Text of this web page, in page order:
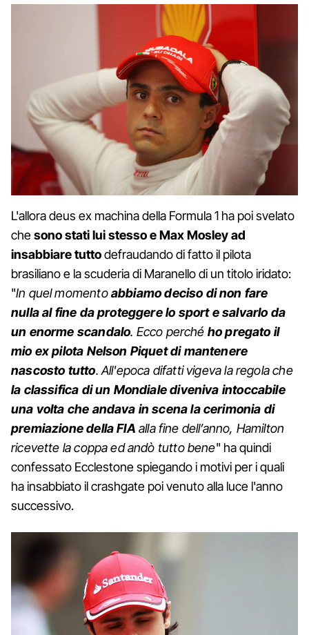
L'allora deus ex machina della Formula 1 ha poi svelato
chesono stati lui stesso e Max Mosley ad
insabbiare tuttodefraudando di fatto il pilota
brasiliano e la scuderia di Maranello di un titolo iridato:
"In quel momentoabbiamo deciso di non fare
nulla al fine da proteggere lo sport e salvarlo da
un enorme scandalo. Ecco perché ho pregato il
mio ex pilota Nelson Piquet di mantenere
nascosto tutto. All'epoca difatti vigeva la regola che
la classifica di un Mondiale diveniva intoccabile
una volta che andava in scena la cerimonia di
premiazione della FIA alla fine dell’anno, Hamilton
ricevette la coppa ed andò tutto bene" ha quindi
confessato Ecclestone spiegando i motivi per i quali
ha insabbiato il crashgate poi venuto alla luce l'anno
successivo.